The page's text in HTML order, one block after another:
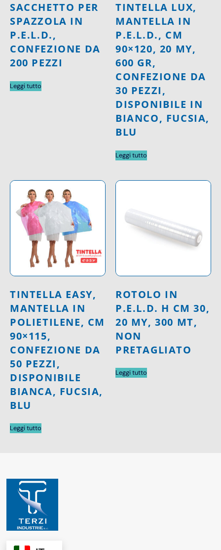
SACCHETTO PER
SPAZZOLA IN
P.E.L.D.,
CONFEZIONE DA
200 PEZZI
Leggi tutto
TINTELLA LUX,
MANTELLA IN
P.E.L.D., CM
90×120, 20 MY,
600 GR,
CONFEZIONE DA
30 PEZZI,
DISPONIBILE IN
BIANCO, FUCSIA,
BLU
Leggi tutto
TINTELLA EASY,
MANTELLA IN
POLIETILENE, CM
90×115,
CONFEZIONE DA
50 PEZZI,
DISPONIBILE
BIANCA, FUCSIA,
BLU
Leggi tutto
ROTOLO IN
P.E.L.D. H CM 30,
20 MY, 300 MT,
NON
PRETAGLIATO
Leggi tutto